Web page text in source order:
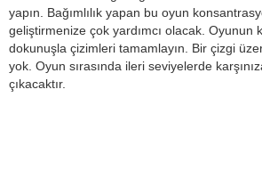
yapın. Bağımlılık yapan bu oyun
geliştirmenize çok yardımcı olacak. Oyunun
dokunuşla çizimleri tamamlayın. Bir çizgi
yok. Oyun sırasında ileri seviyelerde
çıkacaktır.